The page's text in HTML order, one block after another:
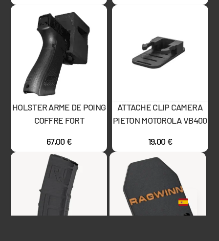
HOLSTER ARME DE POING
COFFRE FORT
67,00 €
ATTACHE CLIP CAMERA
PIETON MOTOROLA VB400
19,00 €